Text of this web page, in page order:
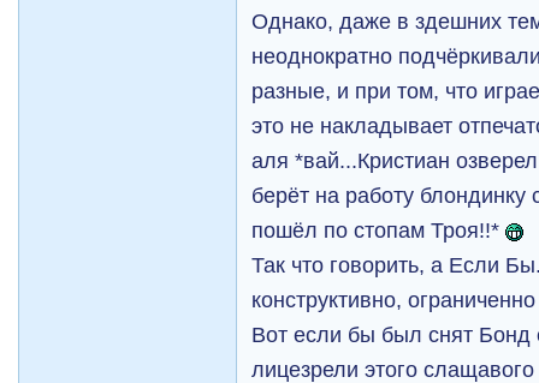
Однако, даже в здешних
неоднократно
разные, и при том, что
это не накладывает
аля *вай...Кристиан
берёт на работу
пошёл по стопам Троя!!*
Так что говорить, а Если
конструктивно,
Вот если бы был снят
лицезрели этого слащавого